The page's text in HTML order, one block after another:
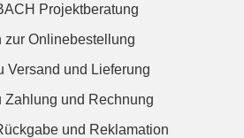
Projektberatung
zur Onlinebestellung
Versand und Lieferung
Zahlung und Rechnung
und Reklamation